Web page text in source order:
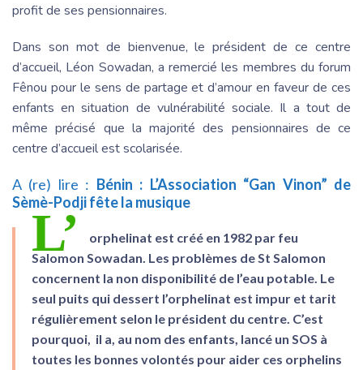
profit de ses pensionnaires.
Dans son mot de bienvenue, le président de ce centre
d’accueil, Léon Sowadan, a remercié les membres du forum
Fênou pour le sens de partage et d’amour en faveur de ces
enfants en situation de vulnérabilité sociale. Il a tout de
même précisé que la majorité des pensionnaires de ce
centre d’accueil est scolarisée.
A (re) lire : Bénin : L’Association “Gan Vinon” de
Sèmè-Podji fête la musique
L’
orphelinat est créé en 1982 par feu
Salomon Sowadan. Les problèmes de St Salomon
concernent la non disponibilité de l’eau potable. Le
seul puits qui dessert l’orphelinat est impur et tarit
régulièrement selon le président du centre. C’est
pourquoi, il a, au nom des enfants, lancé un SOS à
toutes les bonnes volontés pour aider ces orphelins